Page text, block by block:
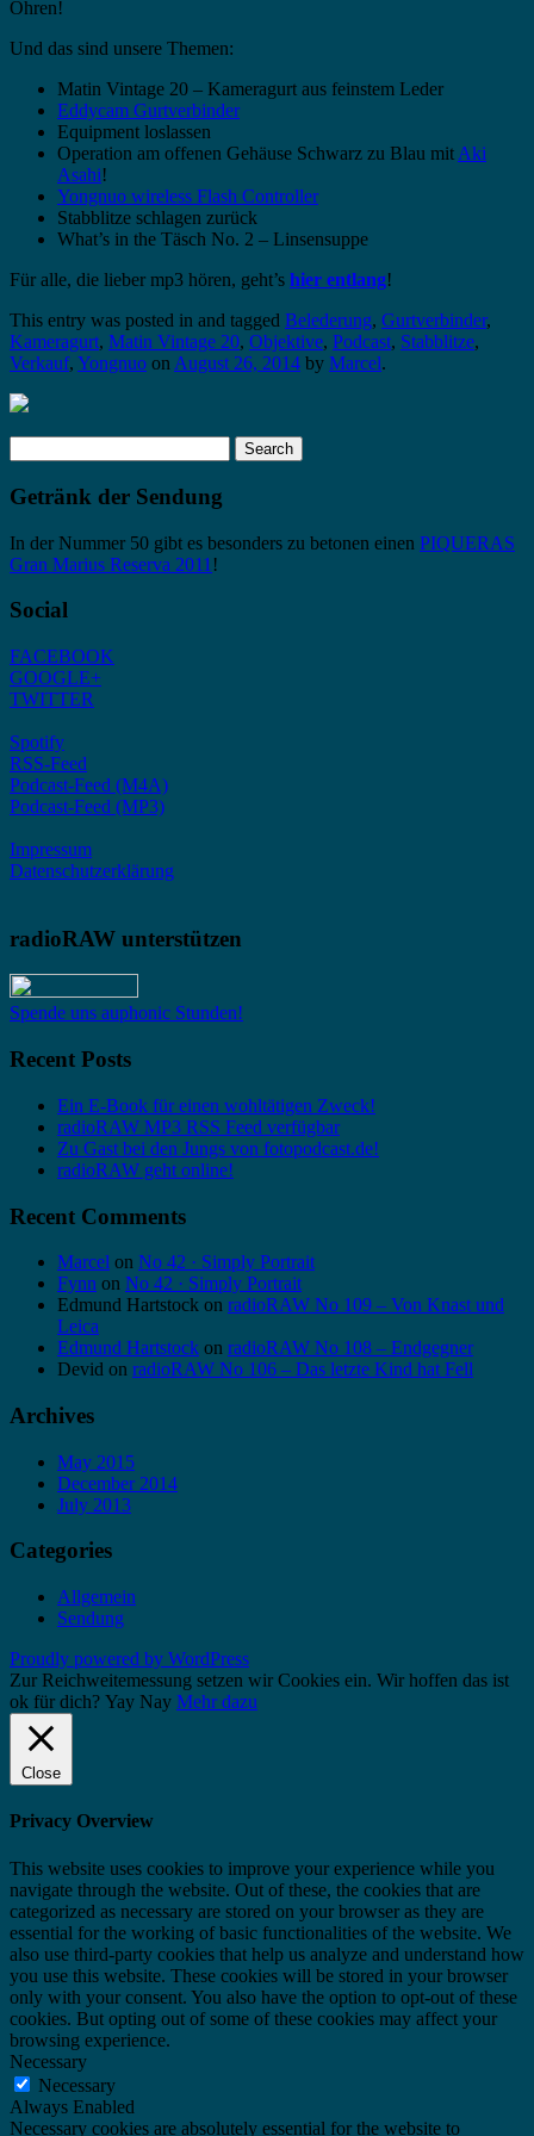
Ohren!
Und das sind unsere Themen:
Matin Vintage 20 – Kameragurt aus feinstem Leder
Eddycam Gurtverbinder
Equipment loslassen
Operation am offenen Gehäuse Schwarz zu Blau mit Aki
Asahi!
Yongnuo wireless Flash Controller
Stabblitze schlagen zurück
What’s in the Täsch No. 2 – Linsensuppe
Für alle, die lieber mp3 hören, geht’s hier entlang!
This entry was posted in and tagged Belederung, Gurtverbinder,
Kameragurt, Matin Vintage 20, Objektive, Podcast, Stabblitze,
Verkauf, Yongnuo on August 26, 2014 by Marcel.
for:
Getränk der Sendung
In der Nummer 50 gibt es besonders zu betonen einen PIQUERAS
Gran Marius Reserva 2011 !
Social
FACEBOOK
GOOGLE+
TWITTER
Spotify
RSS-Feed
Podcast-Feed (M4A)
Podcast-Feed (MP3)
Impressum
Datenschutzerklärung
radioRAW unterstützen
Spende uns auphonic Stunden!
Recent Posts
Ein E-Book für einen wohltätigen Zweck!
radioRAW MP3 RSS Feed verfügbar
Zu Gast bei den Jungs von fotopodcast.de!
radioRAW geht online!
Recent Comments
Marcel on No 42 · Simply Portrait
Fynn on No 42 · Simply Portrait
Edmund Hartstock on radioRAW No 109 – Von Knast und
Leica
Edmund Hartstock on radioRAW No 108 – Endgegner
Devid on radioRAW No 106 – Das letzte Kind hat Fell
Archives
May 2015
December 2014
July 2013
Categories
Allgemein
Sendung
Proudly powered by WordPress
Zur Reichweitemessung setzen wir Cookies ein. Wir hoffen das ist
ok für dich? Yay Nay Mehr dazu
Close
Privacy Overview
This website uses cookies to improve your experience while you
navigate through the website. Out of these, the cookies that are
categorized as necessary are stored on your browser as they are
essential for the working of basic functionalities of the website. We
also use third-party cookies that help us analyze and understand how
you use this website. These cookies will be stored in your browser
only with your consent. You also have the option to opt-out of these
cookies. But opting out of some of these cookies may affect your
browsing experience.
Necessary
Necessary
Always Enabled
Necessary cookies are absolutely essential for the website to